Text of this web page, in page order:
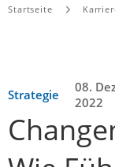
Startseite
Strategie
08.
2022